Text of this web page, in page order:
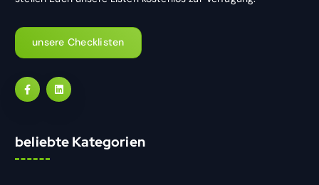
unsere Checklisten
beliebte Kategorien